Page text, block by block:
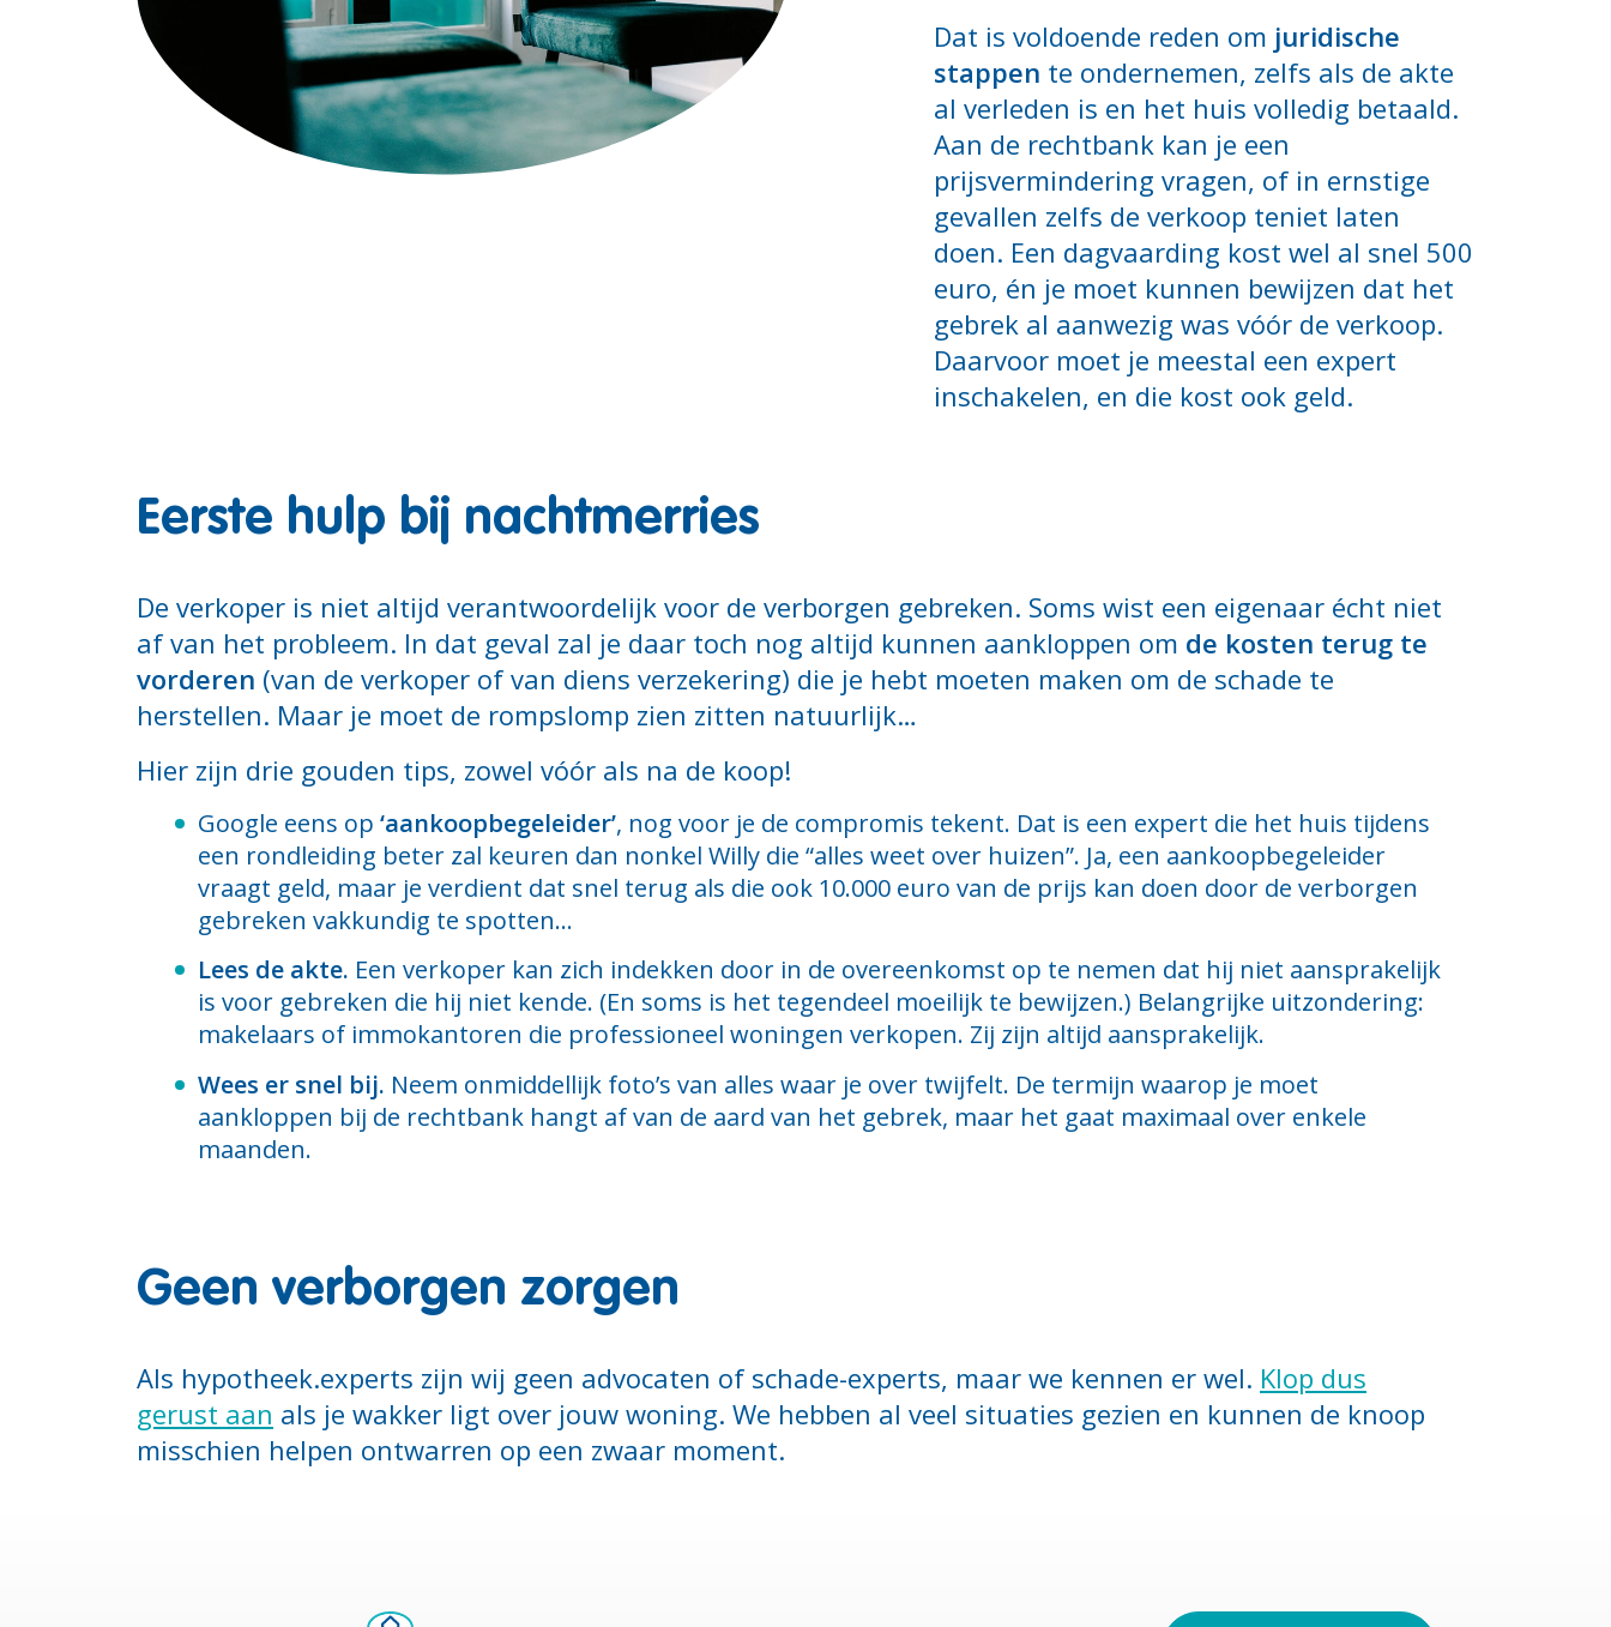
Dat is voldoende reden om juridische
stappen te ondernemen, zelfs als de akte
al verleden is en het huis volledig betaald.
Aan de rechtbank kan je een
prijsvermindering vragen, of in ernstige
gevallen zelfs de verkoop teniet laten
doen. Een dagvaarding kost wel al snel 500
euro, én je moet kunnen bewijzen dat het
gebrek al aanwezig was vóór de verkoop.
Daarvoor moet je meestal een expert
inschakelen, en die kost ook geld.
Eerste hulp bij nachtmerries
De verkoper is niet altijd verantwoordelijk voor de verborgen gebreken. Soms wist een eigenaar écht niet
af van het probleem. In dat geval zal je daar toch nog altijd kunnen aankloppen om de kosten terug te
vorderen (van de verkoper of van diens verzekering) die je hebt moeten maken om de schade te
herstellen. Maar je moet de rompslomp zien zitten natuurlijk…
Hier zijn drie gouden tips, zowel vóór als na de koop!
Google eens op‘aankoopbegeleider’, nog voor je de compromis tekent. Dat is een expert die het huis tijdens
een rondleiding beter zal keuren dan nonkel Willy die “alles weet over huizen”. Ja, een aankoopbegeleider
vraagt geld, maar je verdient dat snel terug als die ook 10.000 euro van de prijs kan doen door de verborgen
gebreken vakkundig te spotten…
Lees de akte. Een verkoper kan zich indekken door in de overeenkomst op te nemen dat hij niet aansprakelijk
is voor gebreken die hij niet kende. (En soms is het tegendeel moeilijk te bewijzen.) Belangrijke uitzondering:
makelaars of immokantoren die professioneel woningen verkopen. Zij zijn altijd aansprakelijk.
Wees er snel bij. Neem onmiddellijk foto’s van alles waar je over twijfelt. De termijn waarop je moet
aankloppen bij de rechtbank hangt af van de aard van het gebrek, maar het gaat maximaal over enkele
maanden.
Geen verborgen zorgen
Als hypotheek.experts zijn wij geen advocaten of schade-experts, maar we kennen er wel. Klop dus
gerust aan als je wakker ligt over jouw woning. We hebben al veel situaties gezien en kunnen de knoop
misschien helpen ontwarren op een zwaar moment.